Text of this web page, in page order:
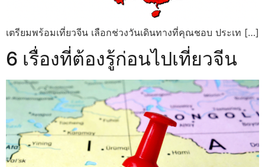
เตรียมพร้อมเที่ยวจีน เลือกช่วงวันเดินทางที่คุณชอบ ประเท […]
6 เรื่องที่ต้องรู้ก่อนไปเที่ยวจีน